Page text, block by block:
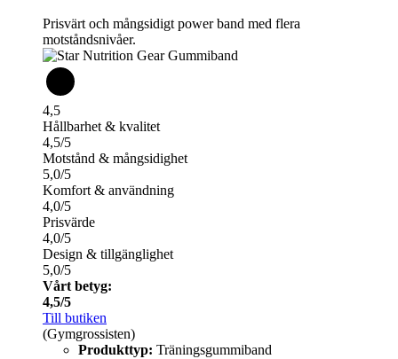
Prisvärt och mångsidigt power band med flera
motståndsnivåer.
4,5
Hållbarhet & kvalitet
4,5/5
Motstånd & mångsidighet
5,0/5
Komfort & användning
4,0/5
Prisvärde
4,0/5
Design & tillgänglighet
5,0/5
Vårt betyg:
4,5/5
Till butiken
(Gymgrossisten)
Produkttyp: Träningsgummiband